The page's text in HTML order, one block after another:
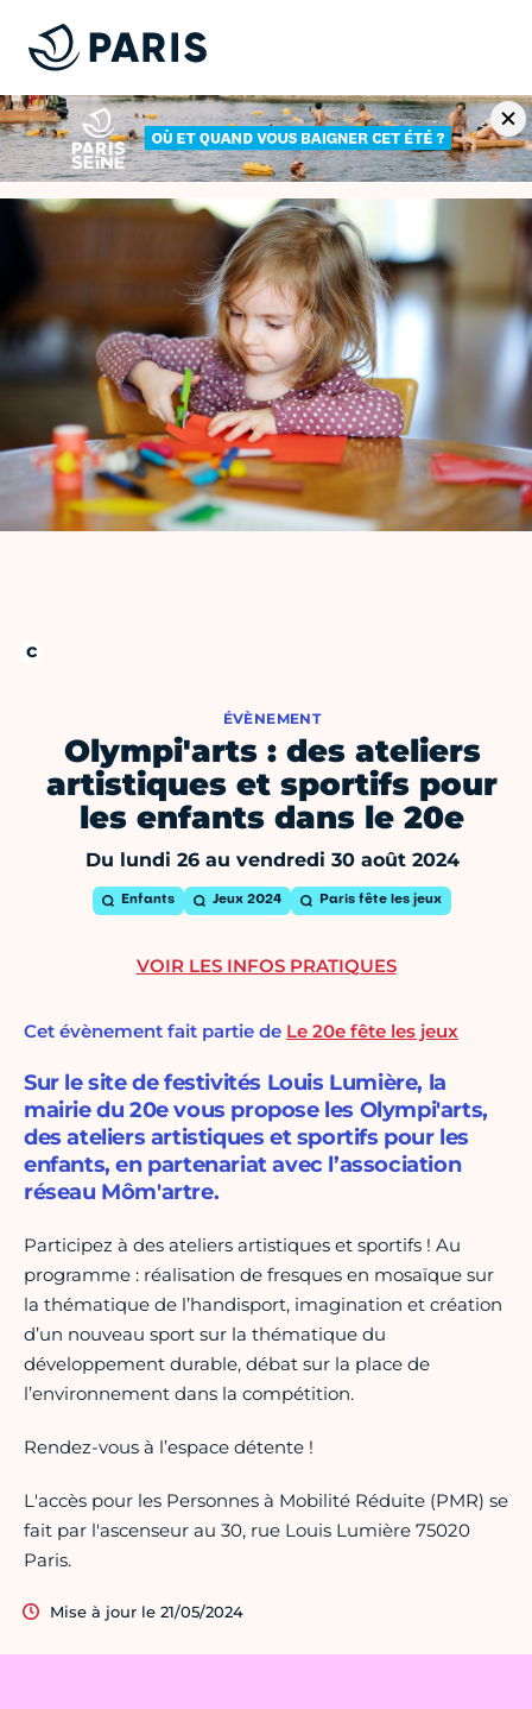
ÉVÈNEMENT
Olympi'arts : des ateliers
artistiques et sportifs pour
les enfants dans le 20e
Du lundi 26 au vendredi 30 août 2024
Enfants Jeux 2024 Paris fête les jeux
Cet évènement fait partie de Le 20e fête les jeux
Sur le site de festivités Louis Lumière, la
mairie du 20e vous propose les Olympi'arts,
des ateliers artistiques et sportifs pour les
enfants, en partenariat avec l’association
réseau Môm'artre.
Participez à des ateliers artistiques et sportifs ! Au
programme : réalisation de fresques en mosaïque sur
la thématique de l’handisport, imagination et création
d’un nouveau sport sur la thématique du
développement durable, débat sur la place de
l’environnement dans la compétition.
Rendez-vous à l’espace détente !
L'accès pour les Personnes à Mobilité Réduite (PMR) se
fait par l'ascenseur au 30, rue Louis Lumière 75020
Paris.
Mise à jour le 21/05/2024
VOIR LES INFOS PRATIQUES